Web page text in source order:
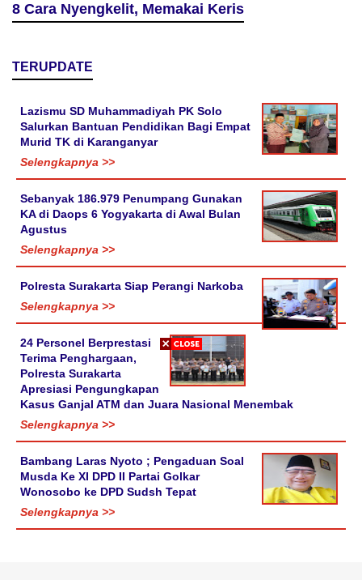
8 Cara Nyengkelit, Memakai Keris
TERUPDATE
Lazismu SD Muhammadiyah PK Solo
Salurkan Bantuan Pendidikan Bagi Empat
Murid TK di Karanganyar
Selengkapnya >>
Sebanyak 186.979 Penumpang Gunakan
KA di Daops 6 Yogyakarta di Awal Bulan
Agustus
Selengkapnya >>
Polresta Surakarta Siap Perangi Narkoba
Selengkapnya >>
24 Personel Berprestasi
Terima Penghargaan,
Polresta Surakarta
Apresiasi Pengungkapan
Kasus Ganjal ATM dan Juara Nasional Menembak
Selengkapnya >>
Bambang Laras Nyoto ; Pengaduan Soal
Musda Ke XI DPD II Partai Golkar
Wonosobo ke DPD Sudsh Tepat
Selengkapnya >>